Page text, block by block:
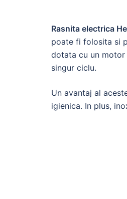
Rasnita electrica
poate fi folosita si
dotata cu un motor
singur ciclu.
Un avantaj al
igienica. In plus,